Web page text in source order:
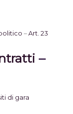
–Art. 23
–
di gara